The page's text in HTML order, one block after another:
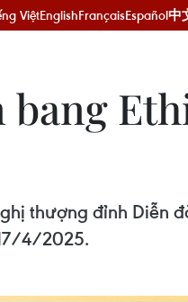
ViệtEnglishFrançaisEspañol中
bang
thượng đỉnh Diễn
4/2025.